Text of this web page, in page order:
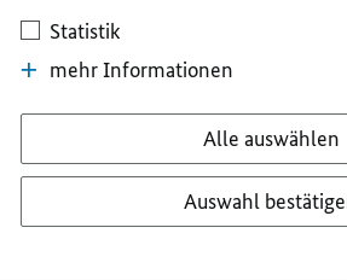
Statistik
mehr Informationen
Alle auswählen
Auswahl